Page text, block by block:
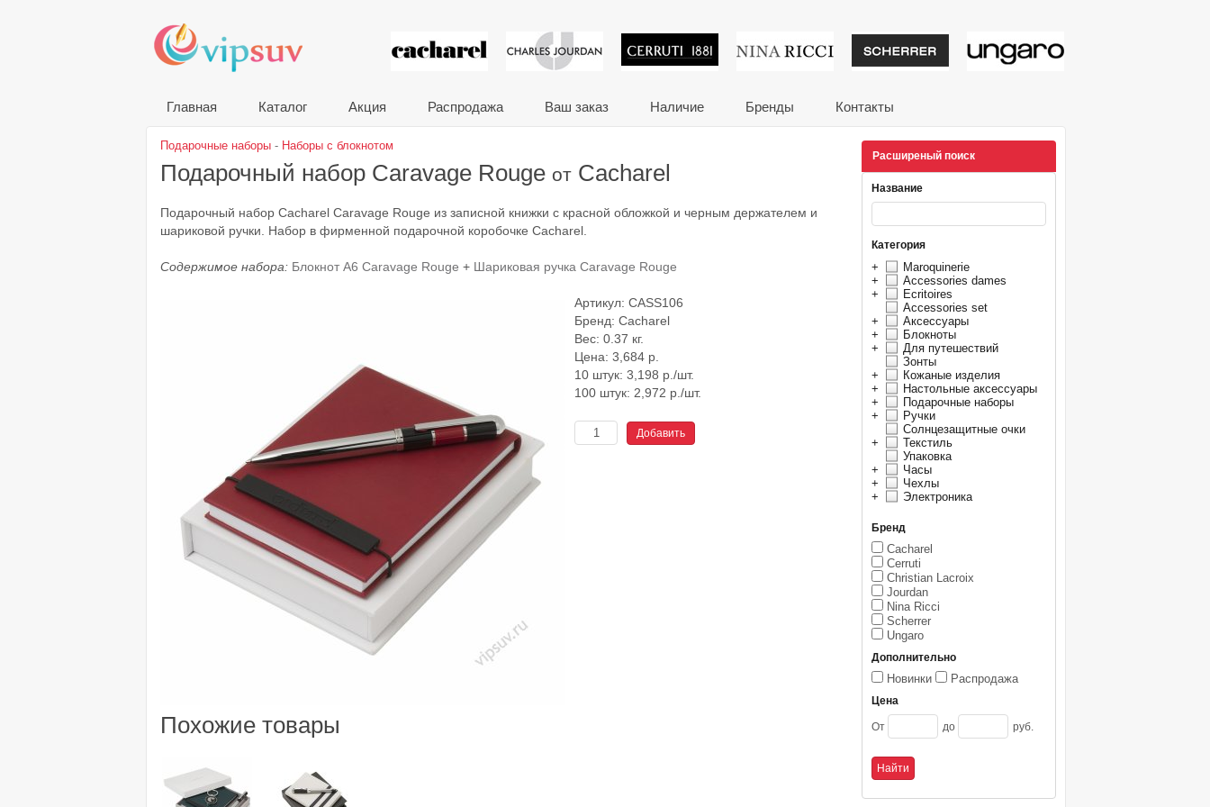
VIP сувениры и корпоративные подарки от
Главная Каталог Акция Распродажа Ваш заказ Наличие Бренды Контакты
Расширеный поиск
Название
Категория
+
Maroquinerie
+
Accessories dames
+
Ecritoires
Accessories set
+
Аксессуары
+
Блокноты
+
Для путешествий
Зонты
+
Кожаные изделия
+
Настольные аксессуары
+
Подарочные наборы
+
Ручки
Солнцезащитные очки
+
Текстиль
Упаковка
+
Часы
+
Чехлы
+
Электроника
Бренд
Cacharel
Cerruti
Christian Lacroix
Jourdan
Nina Ricci
Scherrer
Ungaro
Дополнительно
Новинки Распродажа
Цена
От до руб.
Подарочные наборы - Наборы с блокнотом
Подарочный набор Caravage Rouge от Cacharel
Подарочный набор Cacharel Caravage Rouge из записной книжки с красной обложкой и черным держателем и
шариковой ручки. Набор в фирменной подарочной коробочке Cacharel.
Содержимое набора: Блокнот A6 Caravage Rouge + Шариковая ручка Caravage Rouge
Артикул: CASS106
Бренд: Cacharel
Вес: 0.37 кг.
Цена: 3,684 р.
10 штук: 3,198 р./шт.
100 штук: 2,972 р./шт.
Похожие товары